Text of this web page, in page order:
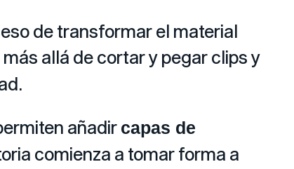
de transformar el material
allá de cortar y pegar clips y
añadir capas de
comienza a tomar forma a